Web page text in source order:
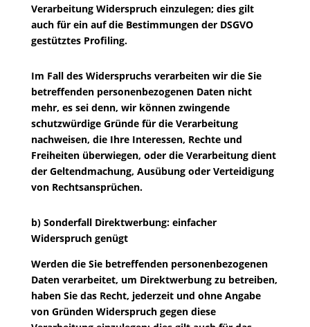
Verarbeitung Widerspruch einzulegen; dies gilt
auch für ein auf die Bestimmungen der DSGVO
gestütztes Profiling.
Im Fall des Widerspruchs verarbeiten wir die Sie
betreffenden personenbezogenen Daten nicht
mehr, es sei denn, wir können zwingende
schutzwürdige Gründe für die Verarbeitung
nachweisen, die Ihre Interessen, Rechte und
Freiheiten überwiegen, oder die Verarbeitung dient
der Geltendmachung, Ausübung oder Verteidigung
von Rechtsansprüchen.
b) Sonderfall Direktwerbung: einfacher
Widerspruch genügt
Werden die Sie betreffenden personenbezogenen
Daten verarbeitet, um Direktwerbung zu betreiben,
haben Sie das Recht, jederzeit und ohne Angabe
von Gründen Widerspruch gegen diese